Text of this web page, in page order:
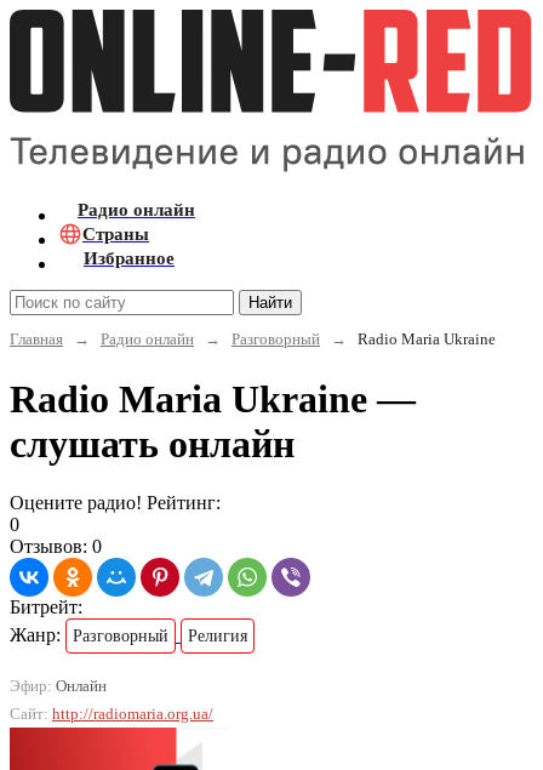
Радио онлайн
Страны
Избранное
Найти
Главная
→ Радио онлайн → Разговорный → Radio Maria Ukraine
Radio Maria Ukraine —
слушать онлайн
Оцените радио! Рейтинг:
0
Отзывов: 0
Битрейт:
Жанр:
Разговорный Религия
Эфир: Онлайн
Сайт: http://radiomaria.org.ua/